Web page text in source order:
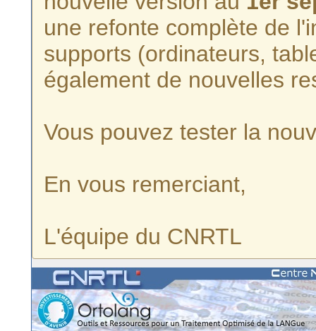
une refonte complète de
supports (ordinateurs,
également de nouvelles
Vous pouvez tester la
En vous remerciant,
L'équipe du CNRTL